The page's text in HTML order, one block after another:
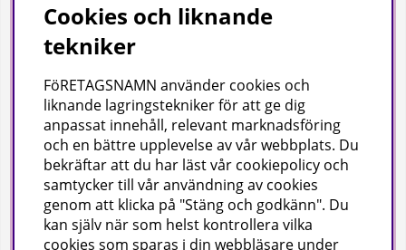
Bransch
Kataloger
Företagsuppgifter
Visab i Skandinavien AB
Din lokala leverantör av städ- och hygienprodukter.
Hjärtlandavägen 17, 576 33 Sävsjö
Org nr: 556504-4558
Cookies och liknande
tekniker
FöRETAGSNAMN använder cookies och
liknande lagringstekniker för att ge dig
anpassat innehåll, relevant marknadsföring
och en bättre upplevelse av vår webbplats. Du
bekräftar att du har läst vår cookiepolicy och
samtycker till vår användning av cookies
genom att klicka på "Stäng och godkänn". Du
kan själv när som helst kontrollera vilka
cookies som sparas i din webbläsare under